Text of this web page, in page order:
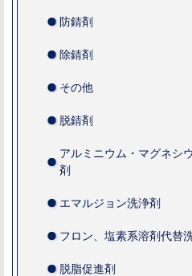
防錆剤
除錆剤
その他
脱錆剤
アルミニウム・マグネシ
剤
エマルジョン洗浄剤
フロン、塩素系溶剤代替
脱脂促進剤